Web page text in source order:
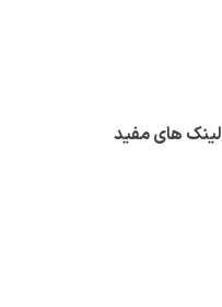
لینک های مفید